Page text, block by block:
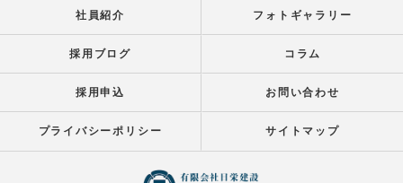
社員紹介 フォトギャラリー
採用ブログ コラム
採用申込 お問い合わせ
プライバシーポリシー サイトマップ